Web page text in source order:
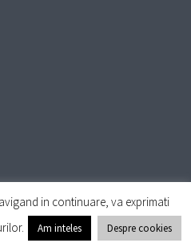
Way byAcme Themes
in continuare, va exprimati
Am inteles Despre cookies